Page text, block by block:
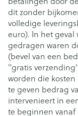
dit zonder
volledige
euro). In het geval
gedragen waren
(bevel van een
"gratis
worden die
te geven bedrag
intervenieert in
te beginnen vanaf